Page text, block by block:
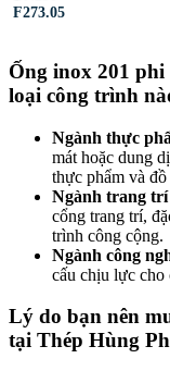
F273.05
Ống inox 201
loại công trình
Ngành thực
mát hoặc dung
thực phẩm và đồ
Ngành trang
cổng trang trí,
trình công cộng.
Ngành công
cấu chịu lực cho
Lý do bạn nên
tại Thép Hùng